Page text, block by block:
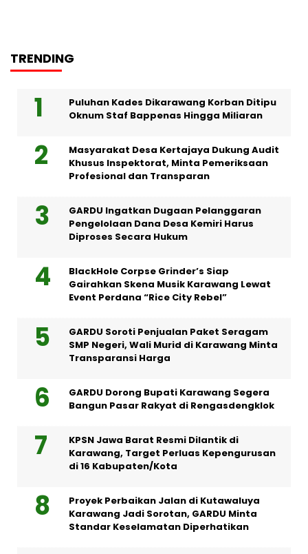
TRENDING
Puluhan Kades Dikarawang Korban Ditipu
Oknum Staf Bappenas Hingga Miliaran
Masyarakat Desa Kertajaya Dukung Audit
Khusus Inspektorat, Minta Pemeriksaan
Profesional dan Transparan
GARDU Ingatkan Dugaan Pelanggaran
Pengelolaan Dana Desa Kemiri Harus
Diproses Secara Hukum
BlackHole Corpse Grinder’s Siap
Gairahkan Skena Musik Karawang Lewat
Event Perdana “Rice City Rebel”
GARDU Soroti Penjualan Paket Seragam
SMP Negeri, Wali Murid di Karawang Minta
Transparansi Harga
GARDU Dorong Bupati Karawang Segera
Bangun Pasar Rakyat di Rengasdengklok
KPSN Jawa Barat Resmi Dilantik di
Karawang, Target Perluas Kepengurusan
di 16 Kabupaten/Kota
Proyek Perbaikan Jalan di Kutawaluya
Karawang Jadi Sorotan, GARDU Minta
Standar Keselamatan Diperhatikan